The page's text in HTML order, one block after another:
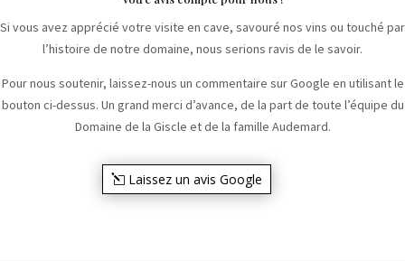
Si vous avez apprécié votre visite en cave, savouré nos vins ou touché par
l’histoire de notre domaine, nous serions ravis de le savoir.
Pour nous soutenir, laissez-nous un commentaire sur Google en utilisant le
bouton ci-dessus. Un grand merci d’avance, de la part de toute l’équipe du
Domaine de la Giscle et de la famille Audemard.
Laissez un avis Google